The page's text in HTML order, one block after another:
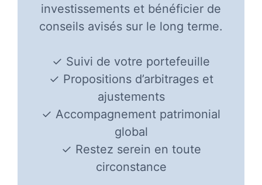
investissements et bénéficier de
conseils avisés sur le long terme.
✓ Suivi de votre portefeuille
✓ Propositions d’arbitrages et
ajustements
✓ Accompagnement patrimonial
global
✓ Restez serein en toute
circonstance